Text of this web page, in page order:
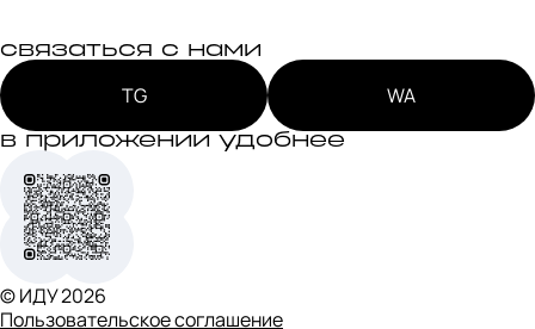
связаться с нами
TG WA
в приложении удобнее
© ИДУ2026
Пользовательское соглашение